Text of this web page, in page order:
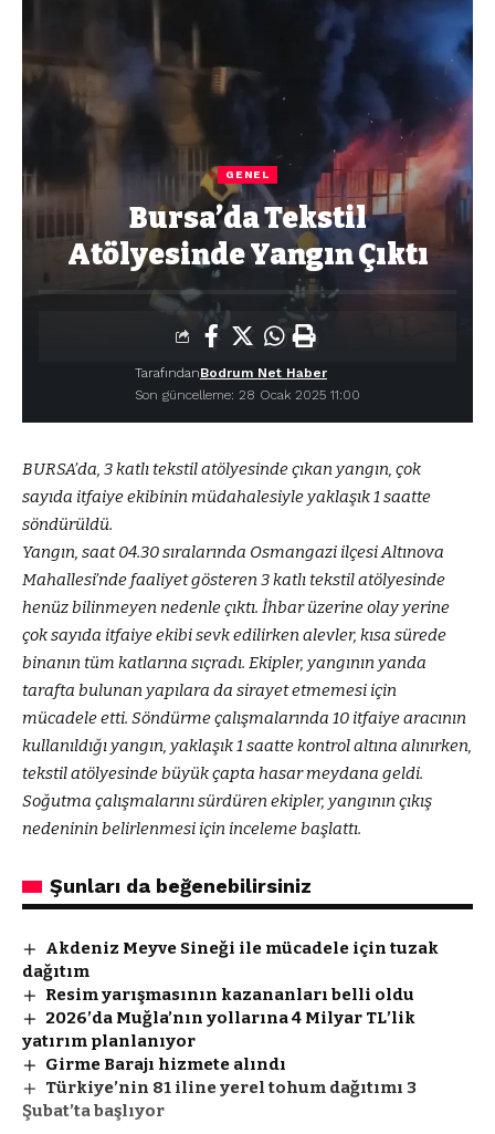
GENEL
Bursa’da Tekstil
Atölyesinde Yangın Çıktı
Son güncelleme: 28 Ocak 2025 11:00
TarafındanBodrum Net Haber
BURSA’da, 3 katlı tekstil atölyesinde çıkan yangın, çok
sayıda itfaiye ekibinin müdahalesiyle yaklaşık 1 saatte
söndürüldü.
Yangın, saat 04.30 sıralarında Osmangazi ilçesi Altınova
Mahallesi’nde faaliyet gösteren 3 katlı tekstil atölyesinde
henüz bilinmeyen nedenle çıktı. İhbar üzerine olay yerine
çok sayıda itfaiye ekibi sevk edilirken alevler, kısa sürede
binanın tüm katlarına sıçradı. Ekipler, yangının yanda
tarafta bulunan yapılara da sirayet etmemesi için
mücadele etti. Söndürme çalışmalarında 10 itfaiye aracının
kullanıldığı yangın, yaklaşık 1 saatte kontrol altına alınırken,
tekstil atölyesinde büyük çapta hasar meydana geldi.
Soğutma çalışmalarını sürdüren ekipler, yangının çıkış
nedeninin belirlenmesi için inceleme başlattı.
Şunları da beğenebilirsiniz
Akdeniz Meyve Sineği ile mücadele için tuzak
dağıtım
Resim yarışmasının kazananları belli oldu
2026’da Muğla’nın yollarına 4 Milyar TL’lik
yatırım planlanıyor
Girme Barajı hizmete alındı
Türkiye’nin 81 iline yerel tohum dağıtımı 3
Şubat’ta başlıyor